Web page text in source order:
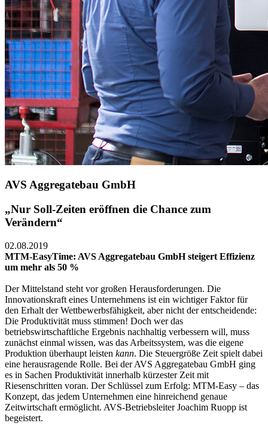
AVS Aggregatebau GmbH
„Nur Soll-Zeiten eröffnen die Chance zum
Verändern“
02.08.2019
MTM-EasyTime: AVS Aggregatebau GmbH steigert Effizienz
um mehr als 50 %
Der Mittelstand steht vor großen Herausforderungen. Die
Innovationskraft eines Unternehmens ist ein wichtiger Faktor für
den Erhalt der Wettbewerbsfähigkeit, aber nicht der entscheidende:
Die Produktivität muss stimmen! Doch wer das
betriebswirtschaftliche Ergebnis nachhaltig verbessern will, muss
zunächst einmal wissen, was das Arbeitssystem, was die eigene
Produktion überhaupt leisten kann. Die Steuergröße Zeit spielt dabei
eine herausragende Rolle. Bei der AVS Aggregatebau GmbH ging
es in Sachen Produktivität innerhalb kürzester Zeit mit
Riesenschritten voran. Der Schlüssel zum Erfolg: MTM-Easy – das
Konzept, das jedem Unternehmen eine hinreichend genaue
Zeitwirtschaft ermöglicht. AVS-Betriebsleiter Joachim Ruopp ist
begeistert.